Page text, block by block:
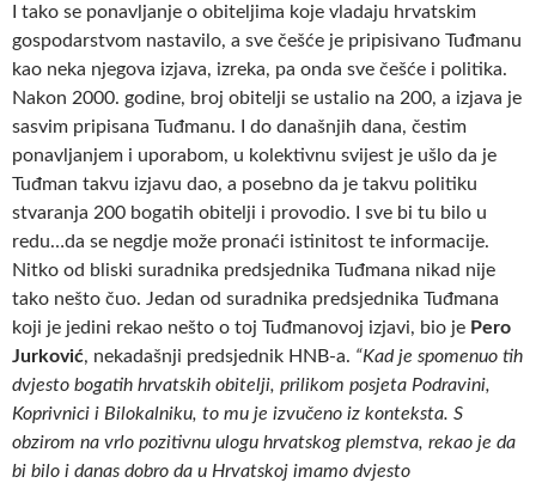
I tako se ponavljanje o obiteljima koje vladaju hrvatskim
gospodarstvom nastavilo, a sve češće je pripisivano Tuđmanu
kao neka njegova izjava, izreka, pa onda sve češće i politika.
Nakon 2000. godine, broj obitelji se ustalio na 200, a izjava je
sasvim pripisana Tuđmanu. I do današnjih dana, čestim
ponavljanjem i uporabom, u kolektivnu svijest je ušlo da je
Tuđman takvu izjavu dao, a posebno da je takvu politiku
stvaranja 200 bogatih obitelji i provodio. I sve bi tu bilo u
redu…da se negdje može pronaći istinitost te informacije.
Nitko od bliski suradnika predsjednika Tuđmana nikad nije
tako nešto čuo. Jedan od suradnika predsjednika Tuđmana
koji je jedini rekao nešto o toj Tuđmanovoj izjavi, bio je Pero
Jurković, nekadašnji predsjednik HNB-a. “Kad je spomenuo tih
dvjesto bogatih hrvatskih obitelji, prilikom posjeta Podravini,
Koprivnici i Bilokalniku, to mu je izvučeno iz konteksta. S
obzirom na vrlo pozitivnu ulogu hrvatskog plemstva, rekao je da
bi bilo i danas dobro da u Hrvatskoj imamo dvjesto